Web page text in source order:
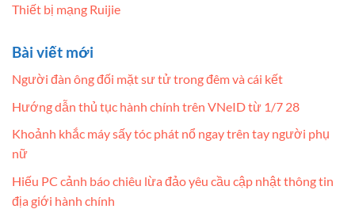
Thiết bị mạng Ruijie
Bài viết mới
Người đàn ông đối mặt sư tử trong đêm và cái kết
Hướng dẫn thủ tục hành chính trên VNeID từ 1/7 28
Khoảnh khắc máy sấy tóc phát nổ ngay trên tay người phụ
nữ
Hiếu PC cảnh báo chiêu lừa đảo yêu cầu cập nhật thông tin
địa giới hành chính